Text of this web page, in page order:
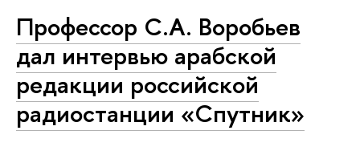
Профессор С.А. Воробьев
дал интервью арабской
редакции российской
радиостанции «Спутник»